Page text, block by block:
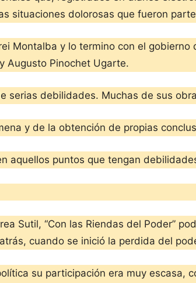
situaciones dolorosas que fueron
Montalba y lo termino con el
Augusto Pinochet Ugarte.
serias debilidades. Muchas de sus
y de la obtención de propias
aquellos puntos que tengan
Sutil, “Con las Riendas del Poder”
cuando se inició la perdida del
su participación era muy